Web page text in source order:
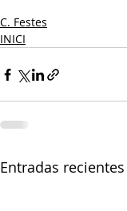
C. Festes
INICI
Entradas recientes